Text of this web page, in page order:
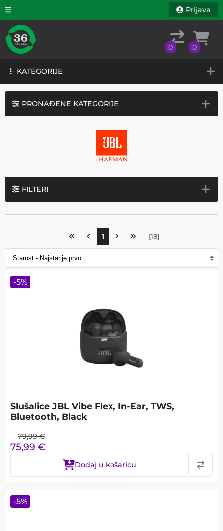
KATEGORIJE
Prijava
0 0
KATEGORIJE
PRONAĐENE KATEGORIJE
FILTERI
1 [18]
Slušalice JBL Vibe Flex, In-Ear, TWS,
Bluetooth, Black
79,99 €
75,99 €
Dodaj u košaricu
-5%
-5%